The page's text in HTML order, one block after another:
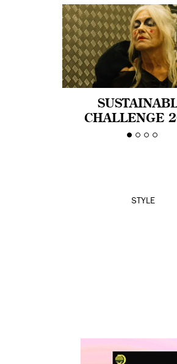
CHALLENGE
CELEBRA LA
STYLE